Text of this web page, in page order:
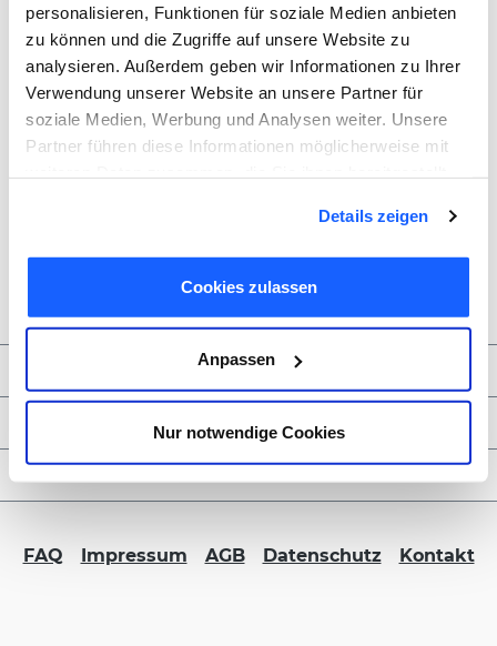
personalisieren, Funktionen für soziale Medien anbieten
zu können und die Zugriffe auf unsere Website zu
analysieren. Außerdem geben wir Informationen zu Ihrer
Verwendung unserer Website an unsere Partner für
soziale Medien, Werbung und Analysen weiter. Unsere
Partner führen diese Informationen möglicherweise mit
gesammelt haben. Sie geben Einwilligung zu unseren
Cookies, wenn Sie unsere Webseite weiterhin nutzen.
Details zeigen
Cookies zulassen
Anpassen
Nur notwendige Cookies
Zahlungsmöglichkeiten
Service & Kontakt
FORMBLITZ B2B
FAQ Impressum AGB Datenschutz Kontakt